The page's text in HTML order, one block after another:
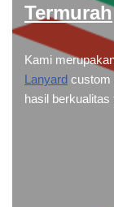
Termurah
Kami
Lanyard custom
hasil berkualitas